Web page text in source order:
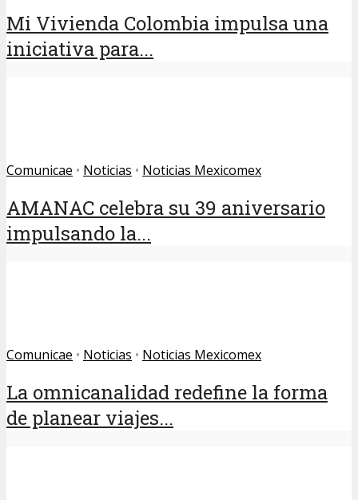
Mi Vivienda Colombia impulsa una
iniciativa para...
Comunicae • Noticias • Noticias Mexicomex
AMANAC celebra su 39 aniversario
impulsando la...
Comunicae • Noticias • Noticias Mexicomex
La omnicanalidad redefine la forma
de planear viajes...